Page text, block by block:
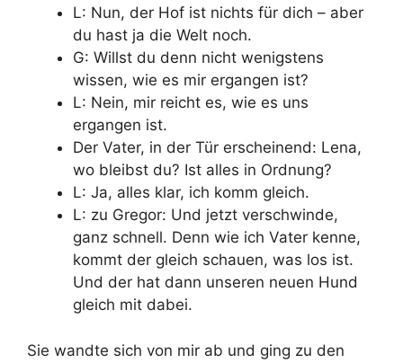
L: Nun, der Hof ist nichts für dich – aber
du hast ja die Welt noch.
G: Willst du denn nicht wenigstens
wissen, wie es mir ergangen ist?
L: Nein, mir reicht es, wie es uns
ergangen ist.
Der Vater, in der Tür erscheinend: Lena,
wo bleibst du? Ist alles in Ordnung?
L: Ja, alles klar, ich komm gleich.
L: zu Gregor: Und jetzt verschwinde,
ganz schnell. Denn wie ich Vater kenne,
kommt der gleich schauen, was los ist.
Und der hat dann unseren neuen Hund
gleich mit dabei.
Sie wandte sich von mir ab und ging zu den